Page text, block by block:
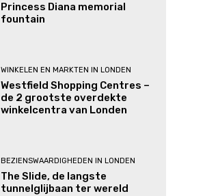
Princess Diana memorial
fountain
WINKELEN EN MARKTEN IN LONDEN
Westfield Shopping Centres –
de 2 grootste overdekte
winkelcentra van Londen
BEZIENSWAARDIGHEDEN IN LONDEN
The Slide, de langste
tunnelglijbaan ter wereld